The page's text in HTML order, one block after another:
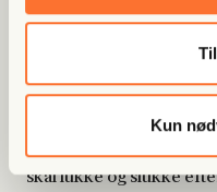
Kun
I begyndelsen af næste
Genopretningsfond,
samfundsbærende
skal lukke og slukke